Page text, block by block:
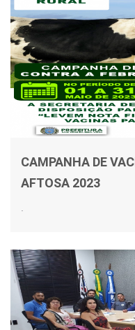
CAMPANHA DE
AFTOSA 2023